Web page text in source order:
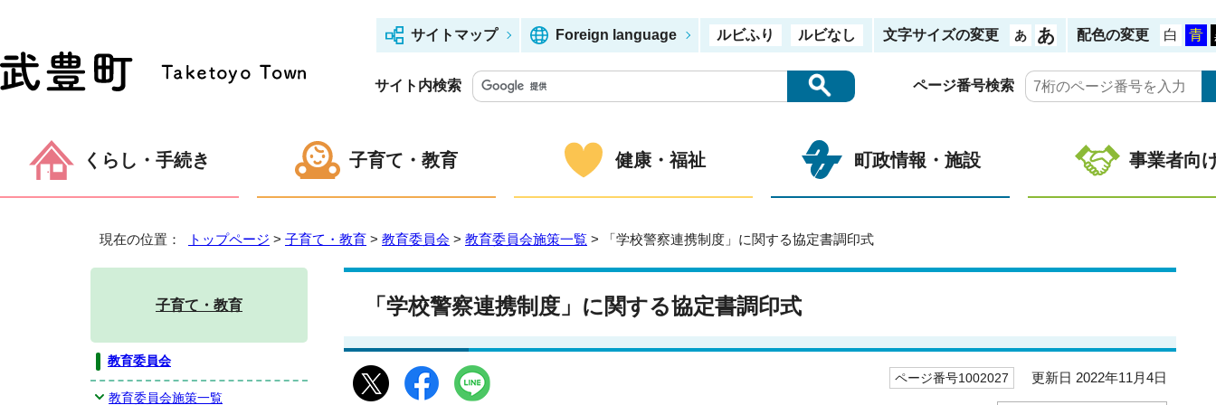
サイトマップ Foreign language ルビふり ルビなし 文字サイズの変更 配色の変更
サイト内検索 ページ番号検索
くらし・手続き 子育て・教育 健康・福祉 町政情報・施設 事業者向
現在の位置： トップページ > 子育て・教育 > 教育委員会 > 教育委員会施策一覧 > 「学校警察連携制度」に関する協定書調印式
「学校警察連携制度」に関する協定書調印式
ページ番号1002027 更新日 2022年11月4日
子育て・教育
教育委員会
教育委員会施策一覧